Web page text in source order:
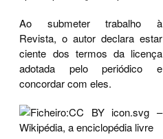
Ao submeter trabalho à
Revista, o autor declara estar
ciente dos termos da licença
adotada pelo periódico e
concordar com eles.